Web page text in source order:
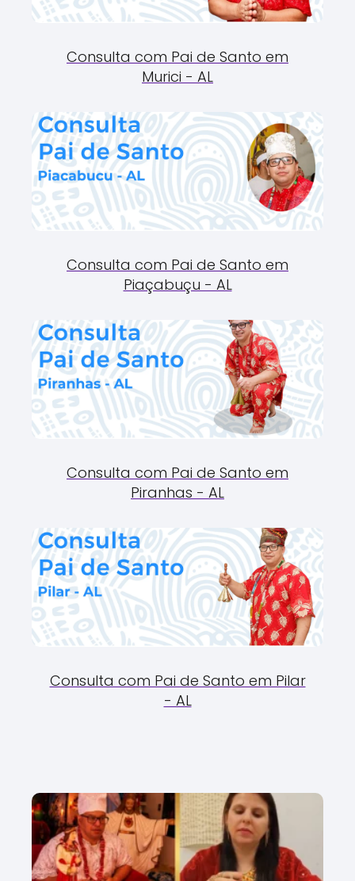
Consulta com Pai de Santo em
Murici - AL
Consulta com Pai de Santo em
Piaçabuçu - AL
Consulta com Pai de Santo em
Piranhas - AL
Consulta com Pai de Santo em Pilar
- AL